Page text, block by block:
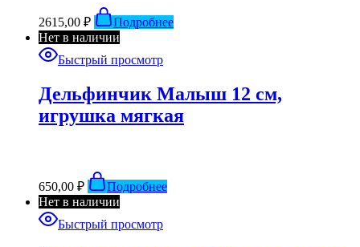
2615,00 ₽
Подробнее
Нет в наличии
Быстрый просмотр
Дельфинчик Малыш 12 см,
игрушка мягкая
650,00 ₽
Подробнее
Нет в наличии
Быстрый просмотр